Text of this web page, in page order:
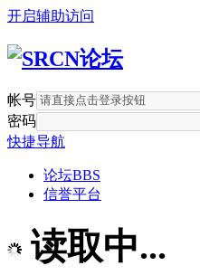
开启辅助访问
帐号
密码
快捷导航
论坛BBS
信誉平台
读取中...